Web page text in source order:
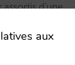
d’une
s’inscrivent
pas dans le
aux